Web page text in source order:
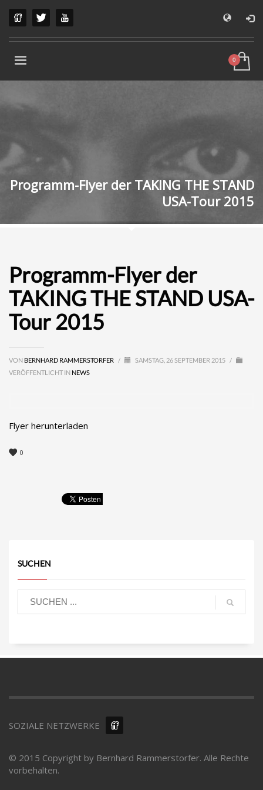
Programm-Flyer der TAKING THE STAND
USA-Tour 2015
Programm-Flyer der
TAKING THE STAND USA-
Tour 2015
VON BERNHARD RAMMERSTORFER / SAMSTAG, 26 SEPTEMBER 2015 /
VERÖFFENTLICHT IN NEWS
Flyer herunterladen
0
SUCHEN
SOZIALE NETZWERKE
© 2015 Copyright by Bernhard Rammerstorfer. Alle Rechte
vorbehalten.